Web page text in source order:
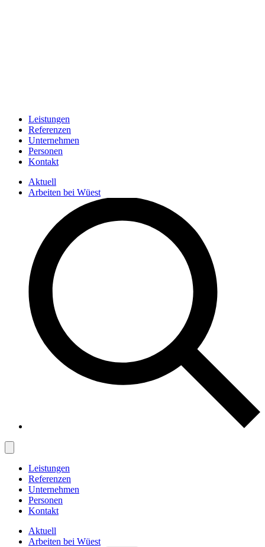
Leistungen
Referenzen
Unternehmen
Personen
Kontakt
Aktuell
Arbeiten bei Wüest
Leistungen
Referenzen
Unternehmen
Personen
Kontakt
Aktuell
Arbeiten bei Wüest